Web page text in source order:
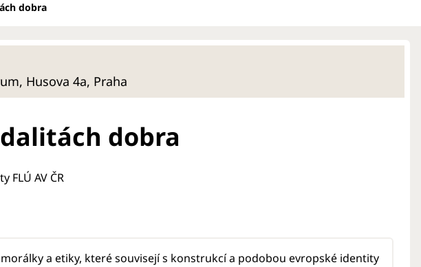
dobra
Husova 4a, Praha
dobra
FLÚ AV ČR
a etiky, které souvisejí s konstrukcí a podobou evropské identity